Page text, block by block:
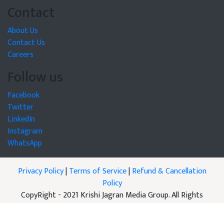
Contact
About Us
Contact Us
Careers
Follow us
Facebook
Twitter
LinkedIn
Instagram
WhatsApp
Privacy Policy|Terms of Service|Refund & Cancellation
Policy
CopyRight - 2021 Krishi Jagran Media Group. All Rights